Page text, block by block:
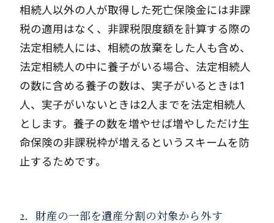
相続人以外の人が取得した死亡保険金には非課
税の適用はなく、非課税限度額を計算する際の
法定相続人には、相続の放棄をした人も含め、
法定相続人の中に養子がいる場合、法定相続人
の数に含める養子の数は、実子がいるときは1
人、実子がいないときは2人までを法定相続人
とします。養子の数を増やせば増やしただけ生
命保険の非課税枠が増えるというスキームを防
止するためです。
2．財産の一部を遺産分割の対象から外す